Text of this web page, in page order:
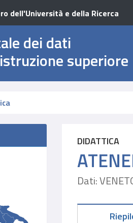
dell'Università e della Ricerca
dei dati
superiore
DIDATTICA
Dati: